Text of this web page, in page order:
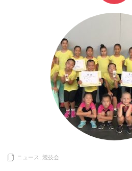
ニュース 競技会